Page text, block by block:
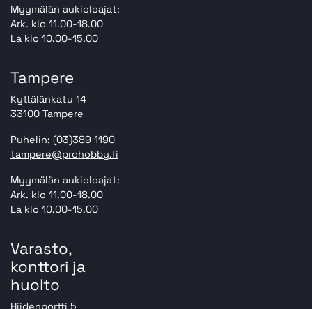
Myymälän aukioloajat:
Ark. klo 11.00-18.00
La klo 10.00-15.00
Tampere
Kyttälänkatu 14
33100 Tampere
Puhelin: (03)389 1190
tampere@prohobby.fi
Myymälän aukioloajat:
Ark. klo 11.00-18.00
La klo 10.00-15.00
Varasto,
konttori ja
huolto